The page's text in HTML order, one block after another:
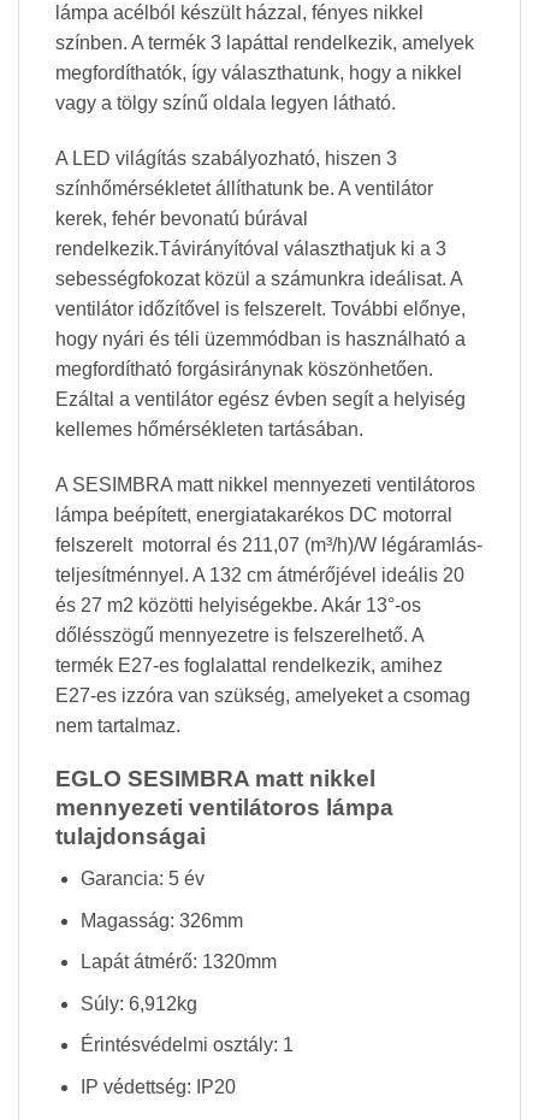
lámpa acélból készült házzal, fényes nikkel
színben. A termék 3 lapáttal rendelkezik, amelyek
megfordíthatók, így választhatunk, hogy a nikkel
vagy a tölgy színű oldala legyen látható.
A LED világítás szabályozható, hiszen 3
színhőmérsékletet állíthatunk be. A ventilátor
kerek, fehér bevonatú búrával
rendelkezik.Távirányítóval választhatjuk ki a 3
sebességfokozat közül a számunkra ideálisat. A
ventilátor időzítővel is felszerelt. További előnye,
hogy nyári és téli üzemmódban is használható a
megfordítható forgásiránynak köszönhetően.
Ezáltal a ventilátor egész évben segít a helyiség
kellemes hőmérsékleten tartásában.
A SESIMBRA matt nikkel mennyezeti ventilátoros
lámpa beépített, energiatakarékos DC motorral
felszerelt motorral és 211,07 (m³/h)/W légáramlás-
teljesítménnyel. A 132 cm átmérőjével ideális 20
és 27 m2 közötti helyiségekbe. Akár 13°-os
dőlésszögű mennyezetre is felszerelhető. A
termék E27-es foglalattal rendelkezik, amihez
E27-es izzóra van szükség, amelyeket a csomag
nem tartalmaz.
EGLO SESIMBRA matt nikkel
mennyezeti ventilátoros lámpa
tulajdonságai
Garancia: 5 év
Magasság: 326mm
Lapát átmérő: 1320mm
Súly: 6,912kg
Érintésvédelmi osztály: 1
IP védettség: IP20